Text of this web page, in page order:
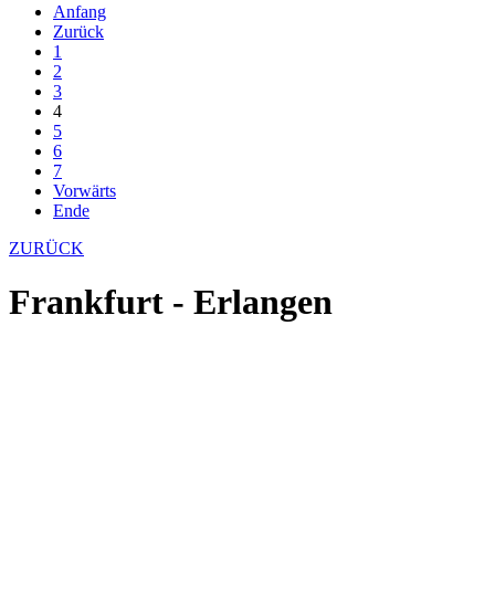
Anfang
Zurück
1
2
3
4
5
6
7
Vorwärts
Ende
ZURÜCK
Frankfurt - Erlangen